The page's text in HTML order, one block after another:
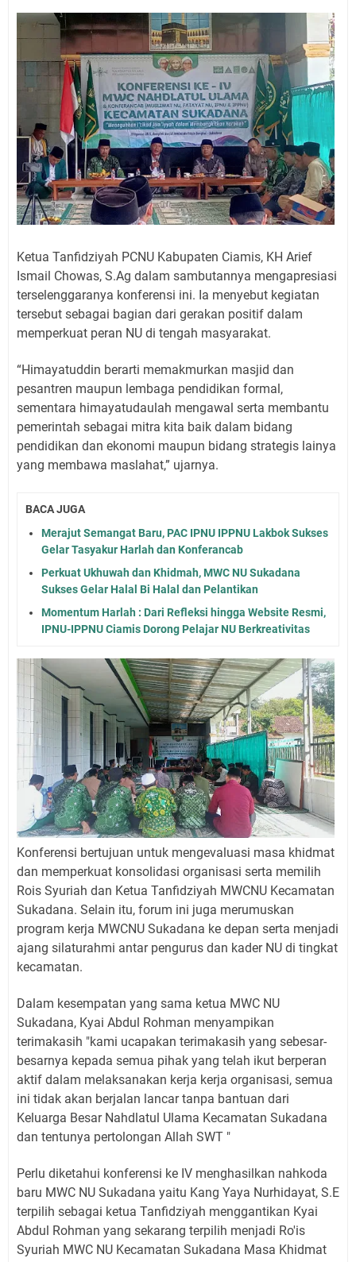
Ketua Tanfidziyah PCNU Kabupaten Ciamis, KH Arief
Ismail Chowas, S.Ag dalam sambutannya mengapresiasi
terselenggaranya konferensi ini. Ia menyebut kegiatan
tersebut sebagai bagian dari gerakan positif dalam
memperkuat peran NU di tengah masyarakat.
“Himayatuddin berarti memakmurkan masjid dan
pesantren maupun lembaga pendidikan formal,
sementara himayatudaulah mengawal serta membantu
pemerintah sebagai mitra kita baik dalam bidang
pendidikan dan ekonomi maupun bidang strategis lainya
yang membawa maslahat,” ujarnya.
BACA JUGA
Merajut Semangat Baru, PAC IPNU IPPNU Lakbok Sukses
Gelar Tasyakur Harlah dan Konferancab
Perkuat Ukhuwah dan Khidmah, MWC NU Sukadana
Sukses Gelar Halal Bi Halal dan Pelantikan
Momentum Harlah : Dari Refleksi hingga Website Resmi,
IPNU-IPPNU Ciamis Dorong Pelajar NU Berkreativitas
Konferensi bertujuan untuk mengevaluasi masa khidmat
dan memperkuat konsolidasi organisasi serta memilih
Rois Syuriah dan Ketua Tanfidziyah MWCNU Kecamatan
Sukadana. Selain itu, forum ini juga merumuskan
program kerja MWCNU Sukadana ke depan serta menjadi
ajang silaturahmi antar pengurus dan kader NU di tingkat
kecamatan.
Dalam kesempatan yang sama ketua MWC NU
Sukadana, Kyai Abdul Rohman menyampikan
terimakasih "kami ucapakan terimakasih yang sebesar-
besarnya kepada semua pihak yang telah ikut berperan
aktif dalam melaksanakan kerja kerja organisasi, semua
ini tidak akan berjalan lancar tanpa bantuan dari
Keluarga Besar Nahdlatul Ulama Kecamatan Sukadana
dan tentunya pertolongan Allah SWT "
Perlu diketahui konferensi ke IV menghasilkan nahkoda
baru MWC NU Sukadana yaitu Kang Yaya Nurhidayat, S.E
terpilih sebagai ketua Tanfidziyah menggantikan Kyai
Abdul Rohman yang sekarang terpilih menjadi Ro'is
Syuriah MWC NU Kecamatan Sukadana Masa Khidmat